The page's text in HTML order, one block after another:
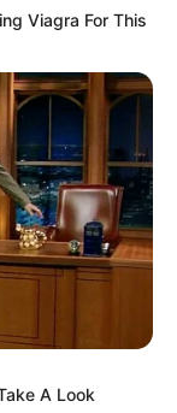
Viagra For This
A Look